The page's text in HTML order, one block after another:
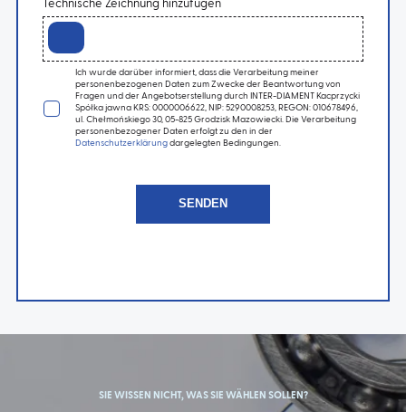
Technische Zeichnung hinzufügen
Ich wurde darüber informiert, dass die Verarbeitung meiner
personenbezogenen Daten zum Zwecke der Beantwortung von
Fragen und der Angebotserstellung durch INTER-DIAMENT Kacprzycki
Spółka jawna KRS: 0000006622, NIP: 5290008253, REGON: 010678496,
ul. Chełmońskiego 30, 05-825 Grodzisk Mazowiecki. Die Verarbeitung
personenbezogener Daten erfolgt zu den in der
Datenschutzerklärungdargelegten Bedingungen.
SIE WISSEN NICHT, WAS SIE WÄHLEN SOLLEN?